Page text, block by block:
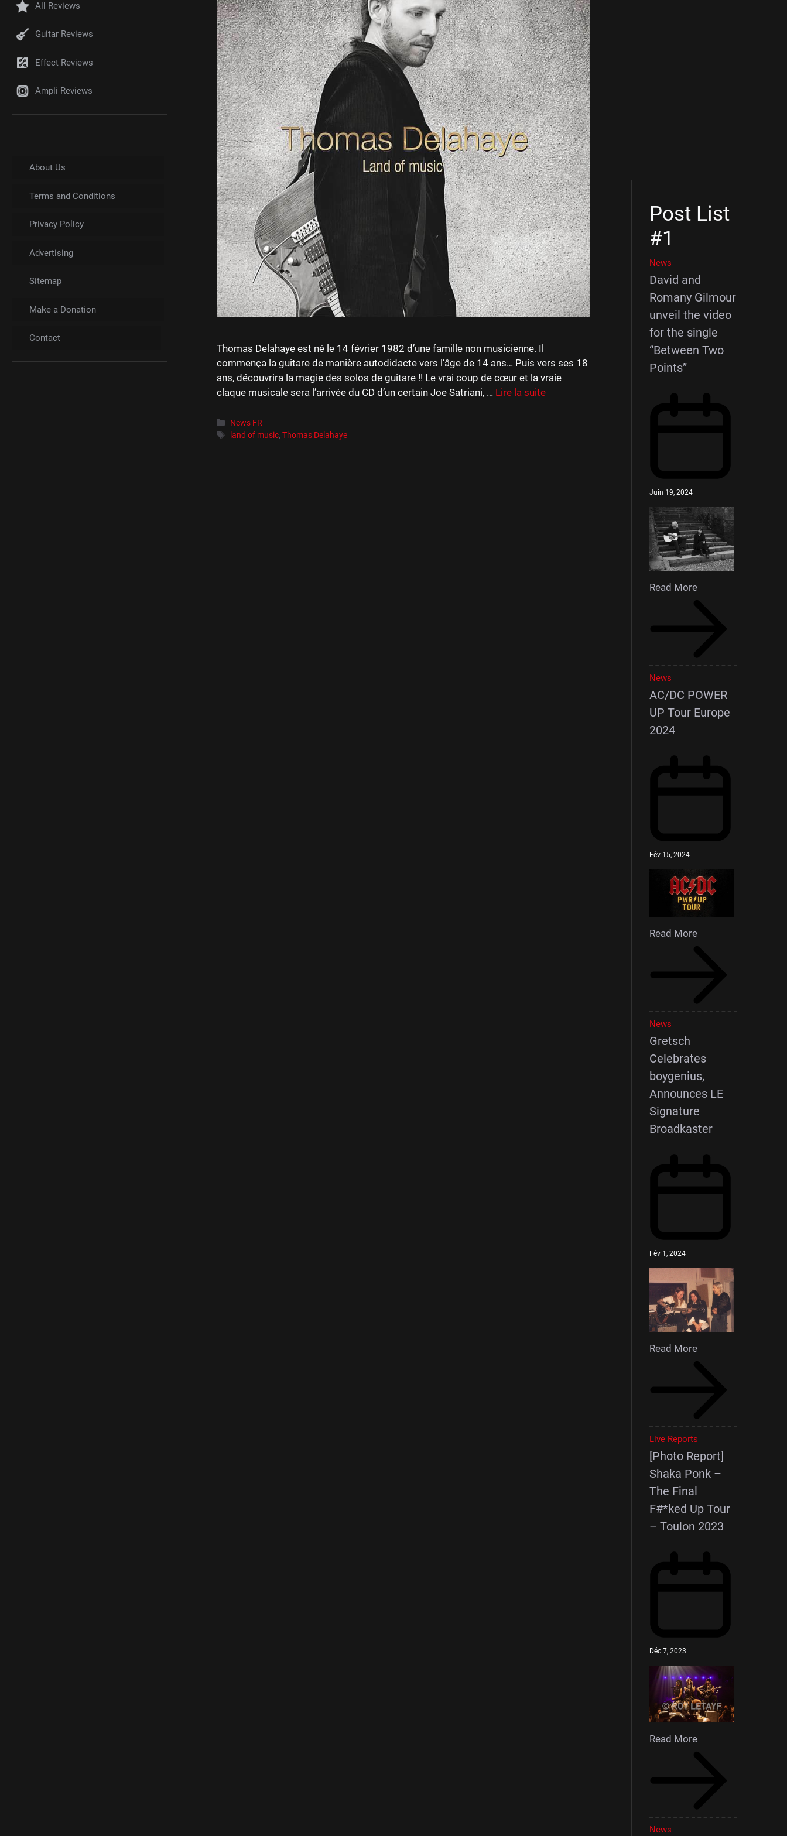
Thomas Delahaye est né le 14 février 1982 d’une famille non musicienne. Il
commença la guitare de manière autodidacte vers l’âge de 14 ans… Puis vers ses 18
ans, découvrira la magie des solos de guitare !! Le vrai coup de cœur et la vraie
claque musicale sera l’arrivée du CD d’un certain Joe Satriani, … Lire la suite
Catégories
News FR
Étiquettes
land of music,Thomas Delahaye
All Reviews
Guitar Reviews
Effect Reviews
Ampli Reviews
About Us
Terms and Conditions
Privacy Policy
Advertising
Sitemap
Make a Donation
Contact
Post List
#1
News
David and
Romany Gilmour
unveil the video
for the single
“Between Two
Points”
Juin 19, 2024
Read More
News
AC/DC POWER
UP Tour Europe
2024
Fév 15, 2024
Read More
News
Gretsch
Celebrates
boygenius,
Announces LE
Signature
Broadkaster
Fév 1, 2024
Read More
Live Reports
[Photo Report]
Shaka Ponk –
The Final
F#*ked Up Tour
– Toulon 2023
Déc 7, 2023
Read More
News